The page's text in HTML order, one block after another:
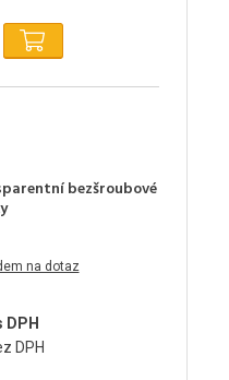
bezšroubové
na dotaz
DPH
DPH